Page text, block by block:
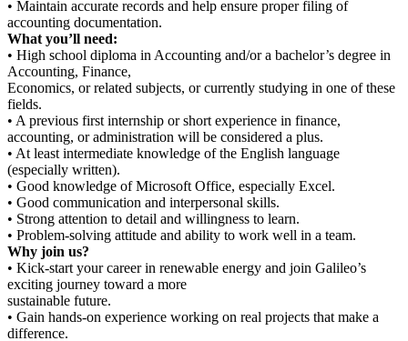
• Maintain accurate records and help ensure proper filing of
accounting documentation.
What you’ll need:
• High school diploma in Accounting and/or a bachelor’s degree in
Accounting, Finance,
Economics, or related subjects, or currently studying in one of these
fields.
• A previous first internship or short experience in finance,
accounting, or administration will be considered a plus.
• At least intermediate knowledge of the English language
(especially written).
• Good knowledge of Microsoft Office, especially Excel.
• Good communication and interpersonal skills.
• Strong attention to detail and willingness to learn.
• Problem-solving attitude and ability to work well in a team.
Why join us?
• Kick-start your career in renewable energy and join Galileo’s
exciting journey toward a more
sustainable future.
• Gain hands-on experience working on real projects that make a
difference.